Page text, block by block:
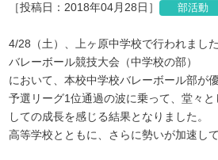
［投稿日：2018年04月28日］
4/28（土）、上ヶ原中学校で行われまし
バレーボール競技大会（中学校の部）
において、本校中学校バレーボール部が
予選リーグ1位通過の波に乗って、堂々
しての成長を感じる結果となりました。
高等学校とともに、さらに勢いが加速し